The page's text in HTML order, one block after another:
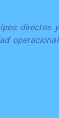
directos y
operacional